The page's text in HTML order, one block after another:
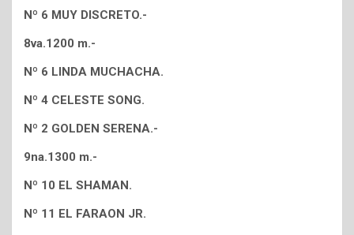
Nº 6 MUY DISCRETO.-
8va.1200 m.-
Nº 6 LINDA MUCHACHA.
Nº 4 CELESTE SONG.
Nº 2 GOLDEN SERENA.-
9na.1300 m.-
Nº 10 EL SHAMAN.
Nº 11 EL FARAON JR.